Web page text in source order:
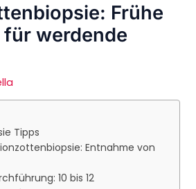
Frühe
werdende
Tipps
Entnahme von
10 bis 12